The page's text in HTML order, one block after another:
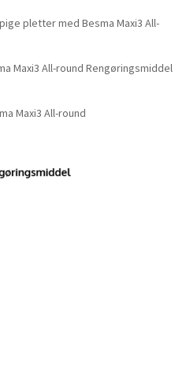
pletter med Besma Maxi3 All-
Maxi3 All-round Rengøringsmiddel
Maxi3 All-round